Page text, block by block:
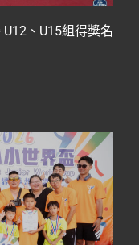
、U15組得獎名